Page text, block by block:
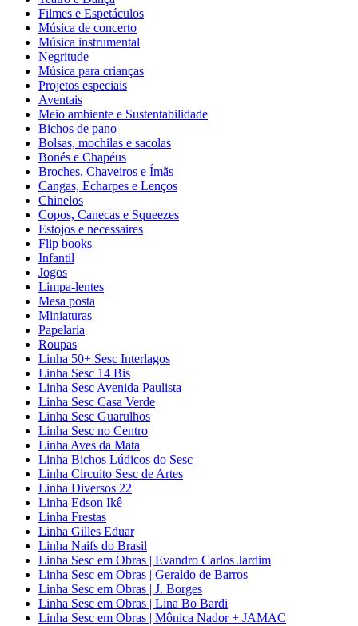
Filmes e Espetáculos
Música de concerto
Música instrumental
Negritude
Música para crianças
Projetos especiais
Aventais
Meio ambiente e Sustentabilidade
Bichos de pano
Bolsas, mochilas e sacolas
Bonés e Chapéus
Broches, Chaveiros e Ímãs
Cangas, Echarpes e Lenços
Chinelos
Copos, Canecas e Squeezes
Estojos e necessaires
Flip books
Infantil
Jogos
Limpa-lentes
Mesa posta
Miniaturas
Papelaria
Roupas
Linha 50+ Sesc Interlagos
Linha Sesc 14 Bis
Linha Sesc Avenida Paulista
Linha Sesc Casa Verde
Linha Sesc Guarulhos
Linha Sesc no Centro
Linha Aves da Mata
Linha Bichos Lúdicos do Sesc
Linha Circuito Sesc de Artes
Linha Diversos 22
Linha Edson Ikê
Linha Frestas
Linha Gilles Eduar
Linha Naifs do Brasil
Linha Sesc em Obras | Evandro Carlos Jardim
Linha Sesc em Obras | Geraldo de Barros
Linha Sesc em Obras | J. Borges
Linha Sesc em Obras | Lina Bo Bardi
Linha Sesc em Obras | Mônica Nador + JAMAC